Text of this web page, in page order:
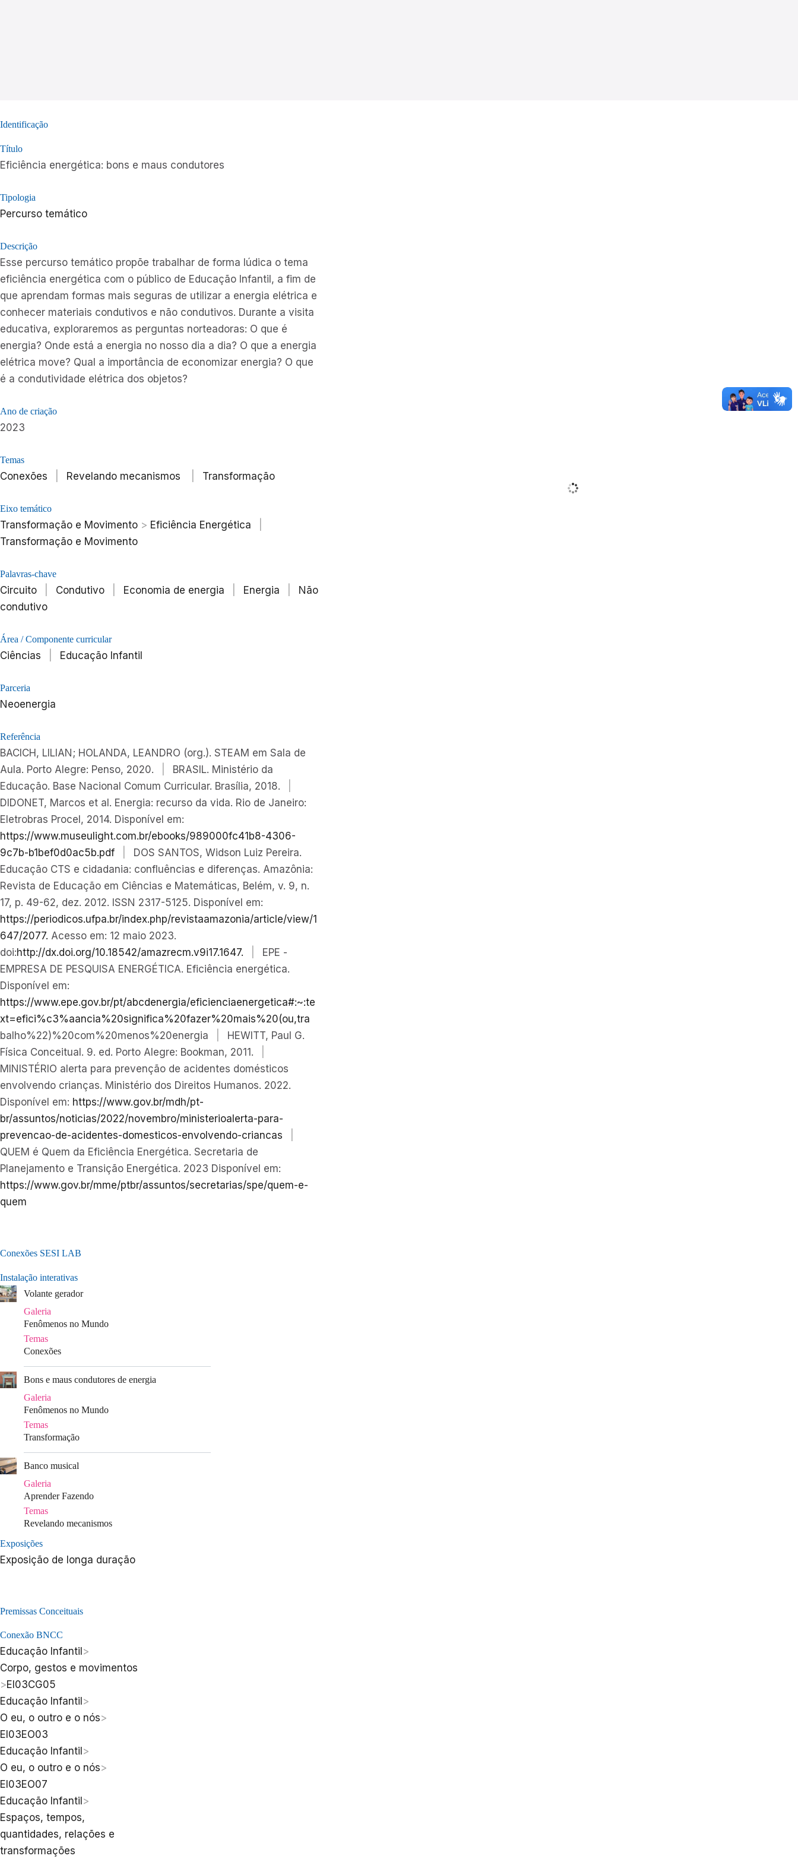
Identificação
Título
Eficiência energética: bons e maus condutores
Tipologia
Percurso temático
Descrição
Esse percurso temático propõe trabalhar de forma lúdica o tema
eficiência energética com o público de Educação Infantil, a fim de
que aprendam formas mais seguras de utilizar a energia elétrica e
conhecer materiais condutivos e não condutivos. Durante a visita
educativa, exploraremos as perguntas norteadoras: O que é
energia? Onde está a energia no nosso dia a dia? O que a energia
elétrica move? Qual a importância de economizar energia? O que
é a condutividade elétrica dos objetos?
Ano de criação
2023
Temas
Conexões Revelando mecanismos Transformação
Eixo temático
Transformação e Movimento > Eficiência Energética
Transformação e Movimento
Palavras-chave
Circuito Condutivo Economia de energia Energia
Não
condutivo
Área / Componente curricular
Ciências Educação Infantil
Parceria
Neoenergia
Referência
BACICH, LILIAN; HOLANDA, LEANDRO (org.). STEAM em Sala de
Aula. Porto Alegre: Penso, 2020.
BRASIL. Ministério da
Educação. Base Nacional Comum Curricular. Brasília, 2018.
DIDONET, Marcos et al. Energia: recurso da vida. Rio de Janeiro:
Eletrobras Procel, 2014. Disponível em:
https://www.museulight.com.br/ebooks/989000fc41b8-4306-
9c7b-b1bef0d0ac5b.pdf
DOS SANTOS, Widson Luiz Pereira.
Educação CTS e cidadania: confluências e diferenças. Amazônia:
Revista de Educação em Ciências e Matemáticas, Belém, v. 9, n.
17, p. 49-62, dez. 2012. ISSN 2317-5125. Disponível em:
https://periodicos.ufpa.br/index.php/revistaamazonia/article/view/1
647/2077. Acesso em: 12 maio 2023.
doi:http://dx.doi.org/10.18542/amazrecm.v9i17.1647.
EPE -
EMPRESA DE PESQUISA ENERGÉTICA. Eficiência energética.
Disponível em:
https://www.epe.gov.br/pt/abcdenergia/eficienciaenergetica#:~:te
xt=efici%c3%aancia%20significa%20fazer%20mais%20(ou,tra
balho%22)%20com%20menos%20energia
HEWITT, Paul G.
Física Conceitual. 9. ed. Porto Alegre: Bookman, 2011.
MINISTÉRIO alerta para prevenção de acidentes domésticos
envolvendo crianças. Ministério dos Direitos Humanos. 2022.
Disponível em: https://www.gov.br/mdh/pt-
br/assuntos/noticias/2022/novembro/ministerioalerta-para-
prevencao-de-acidentes-domesticos-envolvendo-criancas
QUEM é Quem da Eficiência Energética. Secretaria de
Planejamento e Transição Energética. 2023 Disponível em:
https://www.gov.br/mme/ptbr/assuntos/secretarias/spe/quem-e-
quem
Conexões SESI LAB
Instalação interativas
Volante gerador
Galeria
Fenômenos no Mundo
Temas
Conexões
Bons e maus condutores de energia
Galeria
Fenômenos no Mundo
Temas
Transformação
Banco musical
Galeria
Aprender Fazendo
Temas
Revelando mecanismos
Exposições
Exposição de longa duração
Premissas Conceituais
Conexão BNCC
Educação Infantil >
Corpo, gestos e movimentos
>EI03CG05
Educação Infantil >
O eu, o outro e o nós>
EI03EO03
Educação Infantil >
O eu, o outro e o nós>
EI03EO07
Educação Infantil >
Espaços, tempos,
quantidades, relações e
transformações